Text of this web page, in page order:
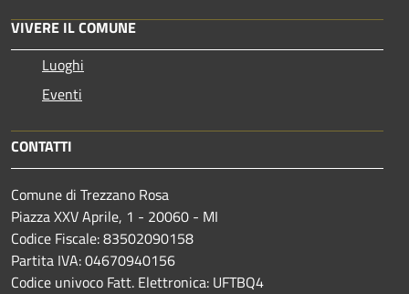
VIVERE IL COMUNE
Luoghi
Eventi
CONTATTI
Comune di Trezzano Rosa
Piazza XXV Aprile, 1 - 20060 - MI
Codice Fiscale: 83502090158
Partita IVA: 04670940156
Codice univoco Fatt. Elettronica: UFTBQ4